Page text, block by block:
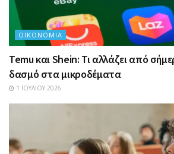
ΟΙΚΟΝΟΜΊΑ
Temu και Shein: Τι αλλάζει από
δασμό στα μικροδέματα
1 ΙΟΥΛΊΟΥ 2026